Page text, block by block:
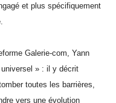
et plus spécifiquement
Galerie-com, Yann
» : il y décrit
toutes les barrières,
vers une évolution